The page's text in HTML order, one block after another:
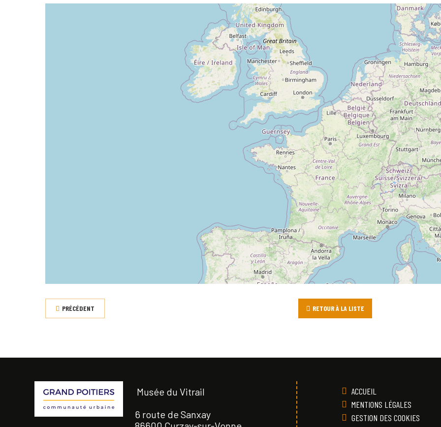
PRÉCÉDENT RETOUR À LA LISTE
Musée du Vitrail
6 route de Sanxay
ACCUEIL
MENTIONS LÉGALES
GESTION DES COOKIES